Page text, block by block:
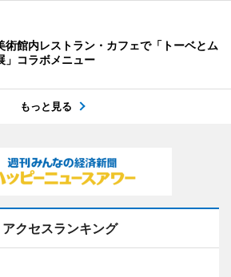
術館内レストラン・カフェで「トーベとム
」コラボメニュー
もっと見る
アクセスランキング